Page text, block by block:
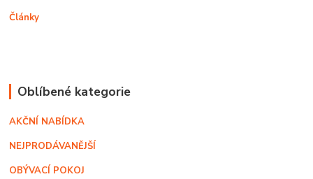
Články
Oblíbené kategorie
AKČNÍ NABÍDKA
NEJPRODÁVANĚJŠÍ
OBÝVACÍ POKOJ